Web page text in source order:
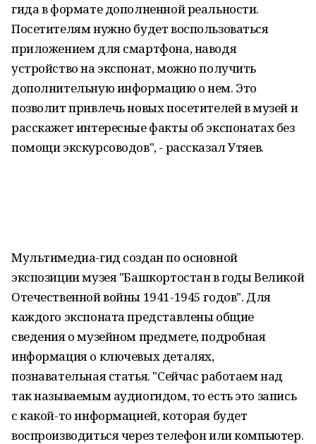
гида в формате дополненной реальности.
Посетителям нужно будет воспользоваться
приложением для смартфона, наводя
устройство на экспонат, можно получить
дополнительную информацию о нем. Это
позволит привлечь новых посетителей в музей и
расскажет интересные факты об экспонатах без
помощи экскурсоводов", - рассказал Утяев.
Мультимедиа-гид создан по основной
экспозиции музея "Башкортостан в годы Великой
Отечественной войны 1941-1945 годов". Для
каждого экспоната представлены общие
сведения о музейном предмете, подробная
информация о ключевых деталях,
познавательная статья. "Сейчас работаем над
так называемым аудиогидом, то есть это запись
с какой-то информацией, которая будет
воспроизводиться через телефон или компьютер.